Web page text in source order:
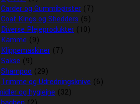
Carder og Gummibørster (7)
Coat Kings og Shedders (5)
Diverse Plejeprodukter (10)
Kamme (9)
Klippemaskiner (7)
Sakse (9)
Shampoo (29)
Trimme og Udredningsknive (6)
og hygiejne (32)